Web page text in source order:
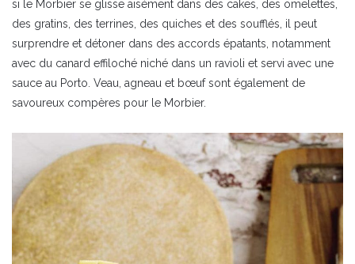
si le Morbier se glisse aisément dans des cakes, des omelettes,
des gratins, des terrines, des quiches et des soufflés, il peut
surprendre et détoner dans des accords épatants, notamment
avec du canard effiloché niché dans un ravioli et servi avec une
sauce au Porto. Veau, agneau et bœuf sont également de
savoureux compères pour le Morbier.